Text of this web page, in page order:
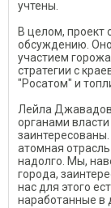
учтены.
В целом, проект
обсуждению. Оно
участием
стратегии с
"Росатом" и
Лейла
органами
атомная
надолго. Мы,
города,
нас для этого
наработанные в